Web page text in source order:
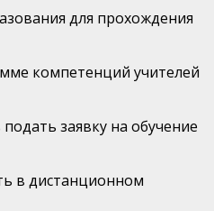
для прохождения
компетенций учителей
заявку на обучение
в дистанционном